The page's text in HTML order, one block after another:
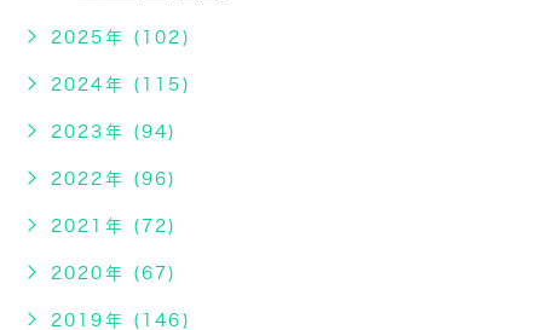
2025年 (102)
2024年 (115)
2023年 (94)
2022年 (96)
2021年 (72)
2020年 (67)
2019年 (146)